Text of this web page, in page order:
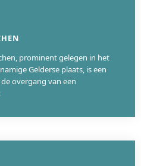
prominent gelegen in het
Gelderse plaats, is een
overgang van een